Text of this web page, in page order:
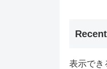
表示でき